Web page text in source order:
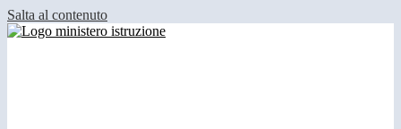
Salta al contenuto